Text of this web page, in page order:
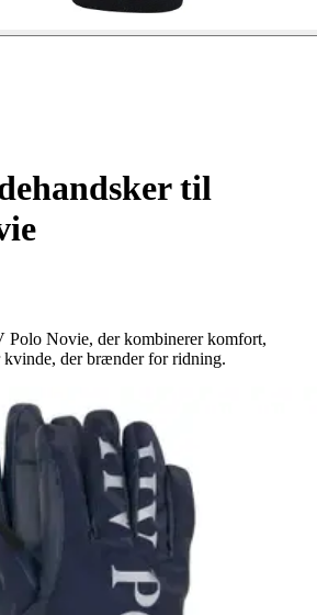
til
Polo Novie, der kombinerer komfort,
kvinde, der brænder for ridning.